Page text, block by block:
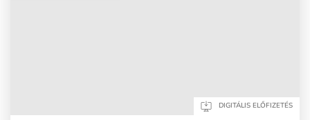
DIGITÁLIS ELŐFIZETÉS